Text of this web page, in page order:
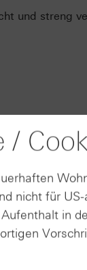
und streng
/
nicht für
in